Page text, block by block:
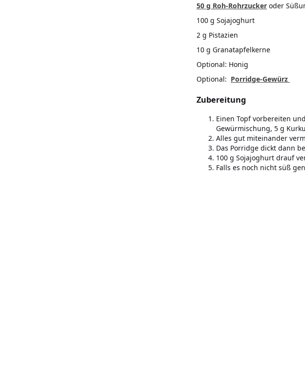
50 g Roh-Rohrzucker oder
100 g Sojajoghurt
2 g Pistazien
10 g Granatapfelkerne
Optional: Honig
Optional: Porridge-Gewürz
Zubereitung
Einen Topf vorbereiten
Gewürmischung, 5 g
Alles gut miteinander
Das Porridge dickt dann
100 g Sojajoghurt drauf
Falls es noch nicht süß